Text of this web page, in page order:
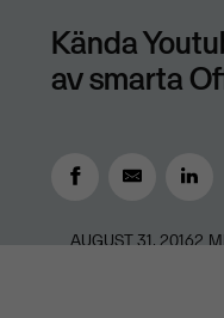
Kända
av smarta
AUGUST 31, 20162